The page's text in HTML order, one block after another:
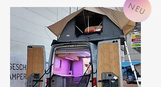
NEU